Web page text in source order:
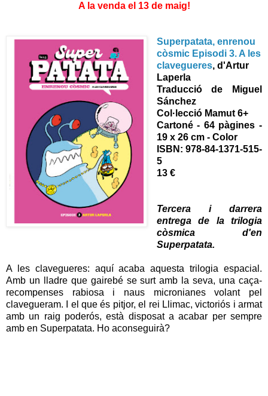
A la venda el 13 de maig!
Superpatata, enrenou
còsmic Episodi 3. A les
clavegueres, d'Artur
Laperla
Traducció de
Miguel
Sánchez
Col·lecció Mamut 6+
Cartoné - 64 pàgines -
19 x 26 cm - Color
ISBN: 978-84-1371-515-
5
13 €
Tercera i darrera
entrega de la trilogia
còsmica d'en
Superpatata.
A les clavegueres: aquí acaba aquesta trilogia espacial.
Amb un lladre que gairebé se surt amb la seva, una caça-
recompenses rabiosa i naus micronianes volant pel
clavegueram. I el que és pitjor, el rei Llimac, victoriós i armat
amb un raig poderós, està disposat a acabar per sempre
amb en Superpatata. Ho aconseguirà?